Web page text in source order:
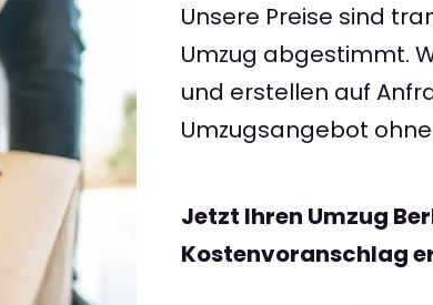
Unsere Preise sind
Umzug abgestimmt.
und erstellen auf
Umzugsangebot
Jetzt Ihren Umzug
Kostenvoranschlag